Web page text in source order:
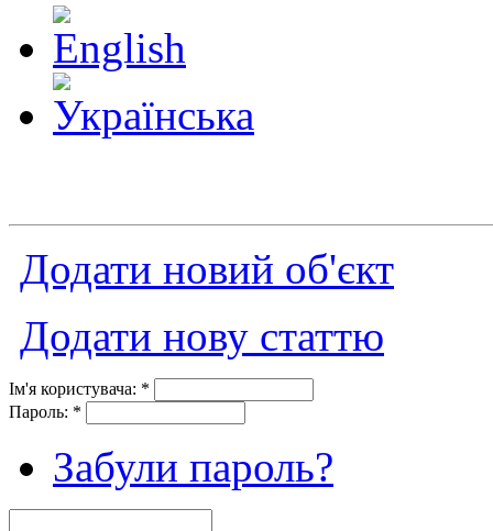
Додати новий об'єкт
Додати нову статтю
Ім'я користувача: *
Пароль: *
Забули пароль?